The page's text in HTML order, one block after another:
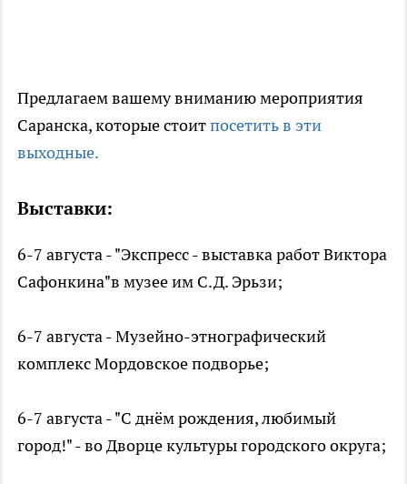
Предлагаем вашему вниманию мероприятия
Саранска, которые стоитпосетить в эти
выходные.
Выставки:
6-7 августа - "Экспресс - выставка работ Виктора
Сафонкина"в музее им С.Д. Эрьзи;
6-7 августа - Музейно-этнографический
комплекс Мордовское подворье;
6-7 августа - "С днём рождения, любимый
город!" - во Дворце культуры городского округа;